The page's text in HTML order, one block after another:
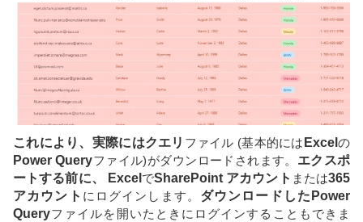
これにより、実際にはクエリ ファイル (基本的には Excel の
Power Queryファイル)がダウンロードされます。 エクスポ
ートする前に、 Excel でSharePoint アカウント または365
アカウント にログインします。 ダウンロードしたPower
Queryファイルを開いたときにログインすることもできま